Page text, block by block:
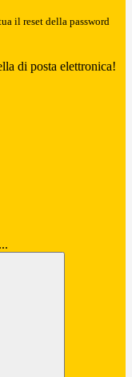
il reset della password
di posta elettronica!